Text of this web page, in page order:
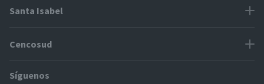
Problemas con tu pedido
Cómo modificar mis datos
Modos de entrega y cobertura
Santa Isabel
Proveedores
Cencosud
Paris
Síguenos